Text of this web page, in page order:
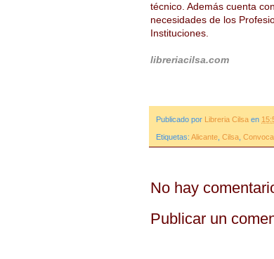
técnico. Además cuenta
necesidades de los
Instituciones.
libreriacilsa.com
Publicado por Libreria Cilsa en
Etiquetas: Alicante Cilsa
No hay
Publicar un